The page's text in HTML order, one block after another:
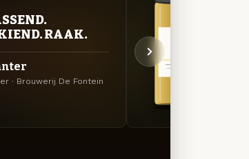
RAAK.
· Brouwerij De Fontein